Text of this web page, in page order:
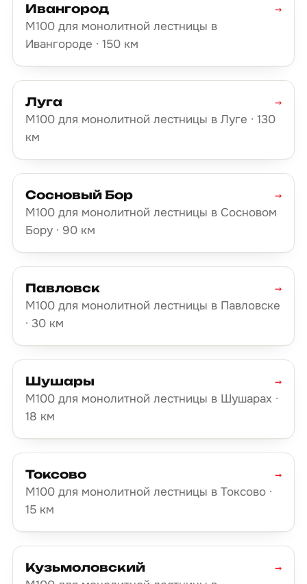
Ивангород
М100 для монолитной лестницы в
Ивангороде · 150 км
→
Луга
М100 для монолитной лестницы в Луге · 130
км
→
Сосновый Бор
М100 для монолитной лестницы в Сосновом
Бору · 90 км
→
Павловск
М100 для монолитной лестницы в Павловске
· 30 км
→
Шушары
М100 для монолитной лестницы в Шушарах ·
18 км
→
Токсово
М100 для монолитной лестницы в Токсово ·
15 км
→
Кузьмоловский
→